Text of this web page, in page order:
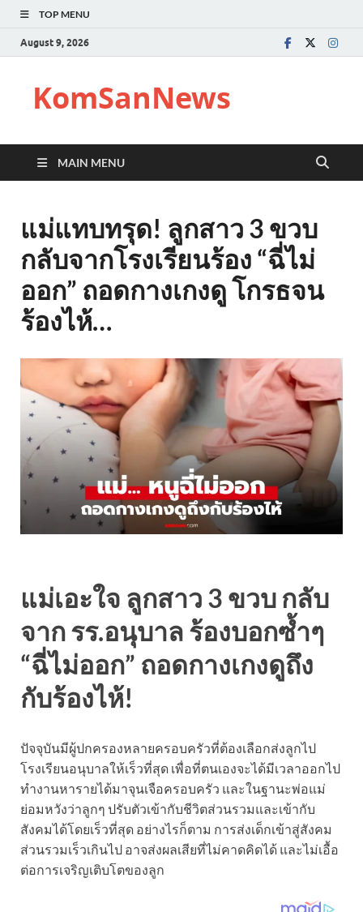
TOP MENU
August 9, 2026
KomSanNews
MAIN MENU
แม่แทบทรุด! ลูกสาว 3 ขวบ
กลับจากโรงเรียนร้อง “ฉี่ไม่
ออก” ถอดกางเกงดู โกรธจน
ร้องไห้…
แม่เอะใจ ลูกสาว 3 ขวบ กลับ
จาก รร.อนุบาล ร้องบอกซ้ำๆ
“ฉี่ไม่ออก” ถอดกางเกงดูถึง
กับร้องไห้!
ปัจจุบันมีผู้ปกครองหลายครอบครัวที่ต้องเลือกส่งลูกไป
โรงเรียนอนุบาลให้เร็วที่สุด เพื่อที่ตนเองจะได้มีเวลาออกไป
ทำงานหารายได้มาจุนเจือครอบครัว และในฐานะพ่อแม่
ย่อมหวังว่าลูกๆ ปรับตัวเข้ากับชีวิตส่วนรวมและเข้ากับ
สังคมได้โดยเร็วที่สุด อย่างไรก็ตาม การส่งเด็กเข้าสู่สังคม
ส่วนรวมเร็วเกินไป อาจส่งผลเสียที่ไม่คาดคิดได้ และไม่เอื้อ
ต่อการเจริญเติบโตของลูก